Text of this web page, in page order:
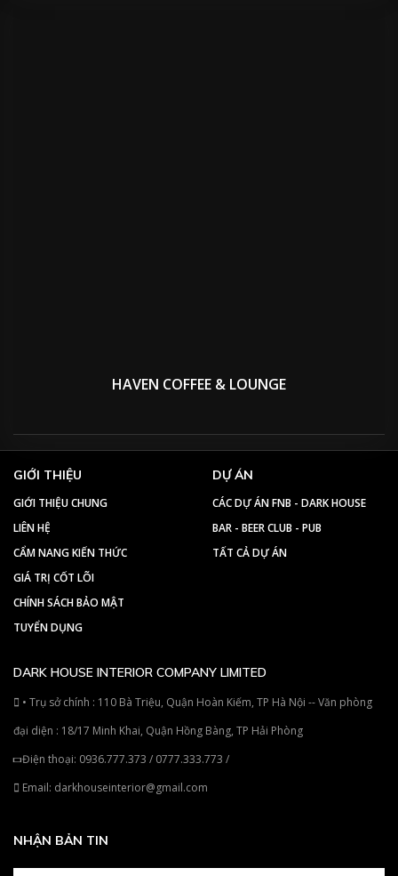
HAVEN COFFEE & LOUNGE
GIỚI THIỆU
GIỚI THIỆU CHUNG
LIÊN HỆ
CẨM NANG KIẾN THỨC
GIÁ TRỊ CỐT LÕI
CHÍNH SÁCH BẢO MẬT
TUYỂN DỤNG
DỰ ÁN
CÁC DỰ ÁN FNB - DARK HOUSE
BAR - BEER CLUB - PUB
TẤT CẢ DỰ ÁN
DARK HOUSE INTERIOR COMPANY LIMITED
• Trụ sở chính : 110 Bà Triệu, Quận Hoàn Kiếm, TP Hà Nội -- Văn phòng
đại diện : 18/17 Minh Khai, Quận Hồng Bàng, TP Hải Phòng
Điện thoại: 0936.777.373 / 0777.333.773 /
Email: darkhouseinterior@gmail.com
NHẬN BẢN TIN